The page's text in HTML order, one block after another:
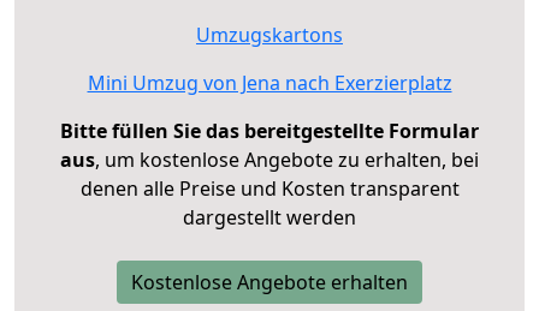
Umzugskartons
Mini Umzug von Jena nach Exerzierplatz
Bitte füllen Sie das bereitgestellte Formular
aus, um kostenlose Angebote zu erhalten, bei
denen alle Preise und Kosten transparent
dargestellt werden
Kostenlose Angebote erhalten